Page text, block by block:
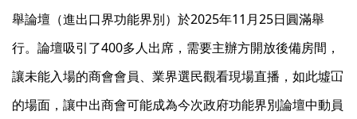
舉論壇（進出口界功能界別）於2025年11月25日圓滿舉
行。論壇吸引了400多人出席，需要主辦方開放後備房間，
讓未能入場的商會會員、業界選民觀看現場直播，如此墟冚
的場面，讓中出商會可能成為今次政府功能界別論壇中動員